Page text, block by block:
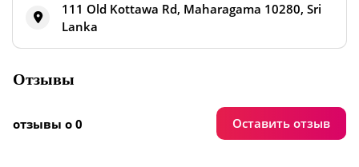
111 Old Kottawa Rd, Maharagama 10280, Sri
Lanka
Отзывы
отзывы о 0 Оставить отзыв